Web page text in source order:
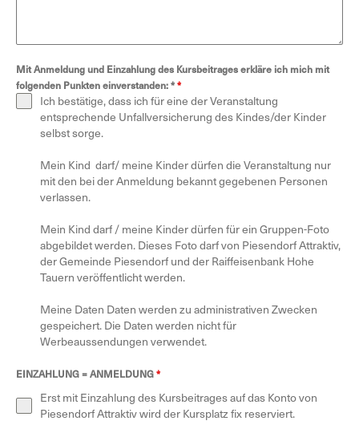
Mit Anmeldung und Einzahlung des Kursbeitrages erkläre ich mich mit
folgenden Punkten einverstanden: **
Ich bestätige, dass ich für eine der Veranstaltung
entsprechende Unfallversicherung des Kindes/der Kinder
selbst sorge.
Mein Kind darf/ meine Kinder dürfen die Veranstaltung nur
mit den bei der Anmeldung bekannt gegebenen Personen
verlassen.
Mein Kind darf / meine Kinder dürfen für ein Gruppen-Foto
abgebildet werden. Dieses Foto darf von Piesendorf Attraktiv,
der Gemeinde Piesendorf und der Raiffeisenbank Hohe
Tauern veröffentlicht werden.
Meine Daten Daten werden zu administrativen Zwecken
gespeichert. Die Daten werden nicht für
Werbeaussendungen verwendet.
EINZAHLUNG = ANMELDUNG*
Erst mit Einzahlung des Kursbeitrages auf das Konto von
Piesendorf Attraktiv wird der Kursplatz fix reserviert.